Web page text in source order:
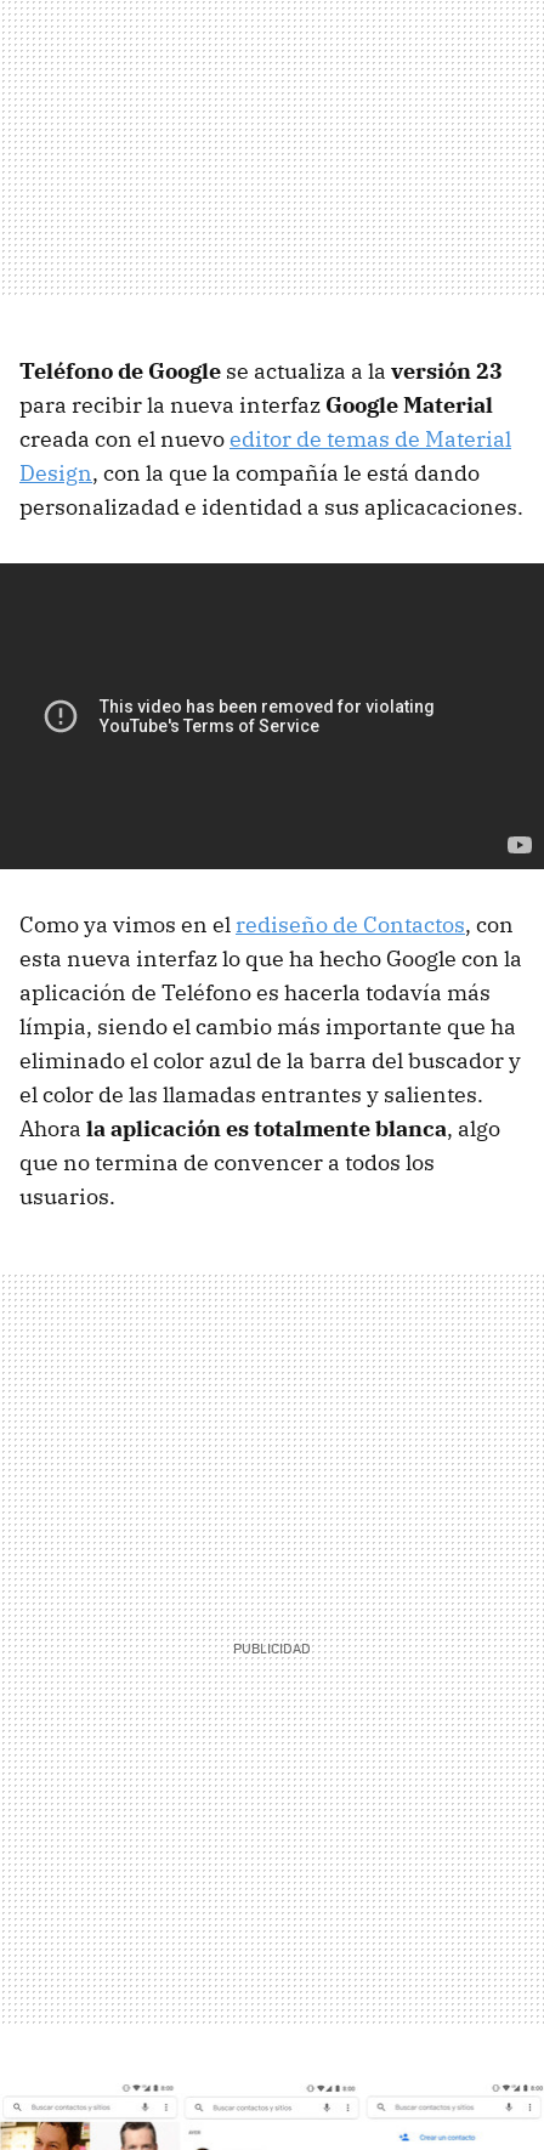
Teléfono de Google se actualiza a la versión 23
para recibir la nueva interfaz Google Material
creada con el nuevoeditor de temas de Material
Design, con la que la compañía le está dando
personalizadad e identidad a sus aplicacaciones.
Como ya vimos en el rediseño de Contactos, con
esta nueva interfaz lo que ha hecho Google con la
aplicación de Teléfono es hacerla todavía más
límpia, siendo el cambio más importante que ha
eliminado el color azul de la barra del buscador y
el color de las llamadas entrantes y salientes.
Ahora la aplicación es totalmente blanca, algo
que no termina de convencer a todos los
usuarios.